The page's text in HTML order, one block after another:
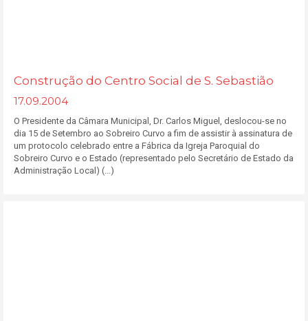
Construção do Centro Social de S. Sebastião
17.09.2004
O Presidente da Câmara Municipal, Dr. Carlos Miguel, deslocou-se no
dia 15 de Setembro ao Sobreiro Curvo a fim de assistir à assinatura de
um protocolo celebrado entre a Fábrica da Igreja Paroquial do
Sobreiro Curvo e o Estado (representado pelo Secretário de Estado da
Administração Local) (...)